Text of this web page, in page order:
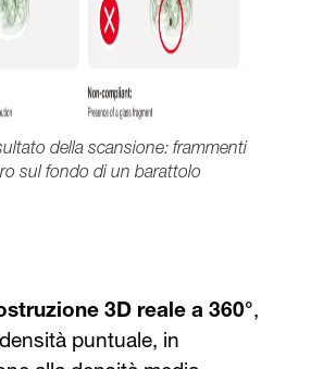
della scansione: frammenti
sul fondo di un barattolo
3D reale a 360°,
puntuale, in